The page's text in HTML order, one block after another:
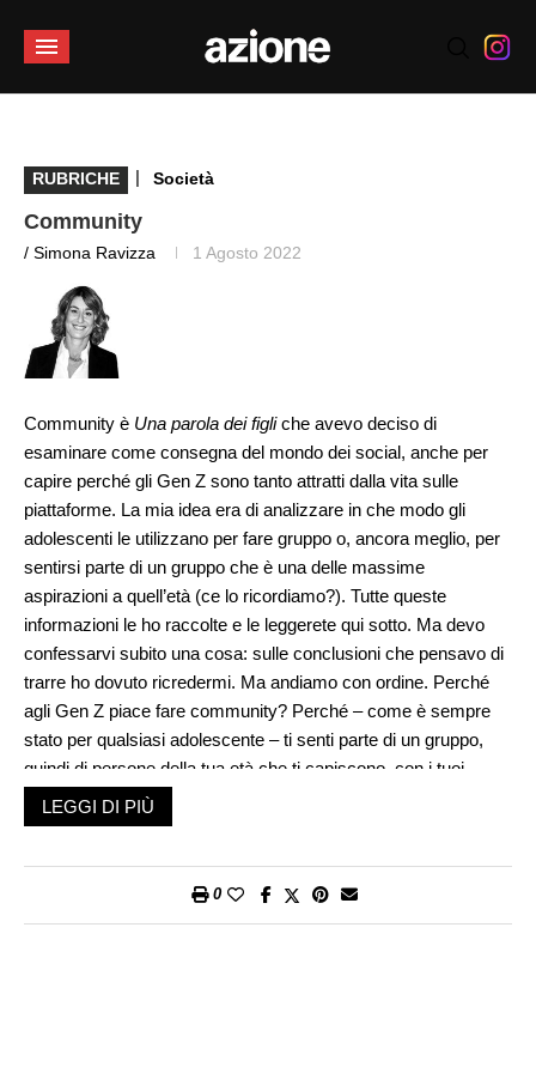
RUBRICHE | Società
Community
/ Simona Ravizza 1 Agosto 2022
Community è Una parola dei figliche avevo deciso di
esaminare come consegna del mondo dei social, anche per
capire perché gli Gen Z sono tanto attratti dalla vita sulle
piattaforme. La mia idea era di analizzare in che modo gli
adolescenti le utilizzano per fare gruppo o, ancora meglio, per
sentirsi parte di un gruppo che è una delle massime
aspirazioni a quell’età (ce lo ricordiamo?). Tutte queste
informazioni le ho raccolte e le leggerete qui sotto. Ma devo
confessarvi subito una cosa: sulle conclusioni che pensavo di
trarre ho dovuto ricredermi. Ma andiamo con ordine. Perché
agli Gen Z piace fare community? Perché – come è sempre
stato per qualsiasi adolescente – ti senti parte di un gruppo,
quindi di persone della tua età che ti capiscono, con i tuoi
stessi interessi, e ti senti meno solo: è semplicemente bello
condividere le tue passioni con qualcuno che le ha in comune
Nell’era dei social il desiderio di community trova piena
LEGGI DI PIÙ
0